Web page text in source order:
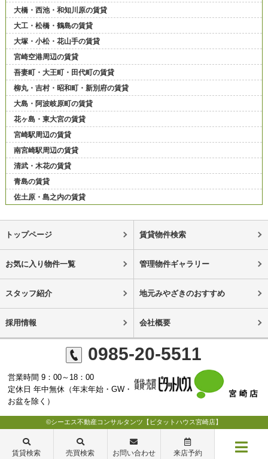
大橋・西池・和知川原の賃貸
大工・松橋・鶴島の賃貸
大塚・小松・花山手の賃貸
宮崎空港周辺の賃貸
吾妻町・大王町・田代町の賃貸
柳丸・吉村・昭和町・新別府の賃貸
大島・阿波岐原町の賃貸
花ヶ島・東大宮の賃貸
宮崎駅周辺の賃貸
南宮崎駅周辺の賃貸
清武・木花の賃貸
青島の賃貸
佐土原・島之内の賃貸
トップページ 賃貸物件検索
お気に入り物件一覧 管理物件ギャラリー
スタッフ紹介 地元みやざきのおすすめ
採用情報 会社概要
0985-20-5511
営業時間 9：00～18：00
定休日 年中無休（年末年始・GW・
お盆を除く）
©シーエス不動産コンサルタンツ【ピタットハウス宮崎店】
賃貸検索 売買検索 お問い合わせ 来店予約